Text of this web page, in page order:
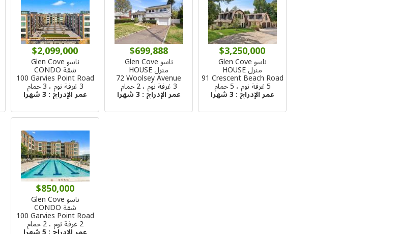
$3,250,000
ناسو Glen Cove
منزل HOUSE
91 Crescent Beach Road
5 غرفة نوم ، 5 حمام
عمر الإدراج : 3 شهرا
$699,888
ناسو Glen Cove
منزل HOUSE
72 Woolsey Avenue
3 غرفة نوم ، 2 حمام
عمر الإدراج : 3 شهرا
$2,099,000
ناسو Glen Cove
شقة CONDO
100 Garvies Point Road
3 غرفة نوم ، 3 حمام
عمر الإدراج : 3 شهرا
$850,000
ناسو Glen Cove
شقة CONDO
100 Garvies Point Road
2 غرفة نوم ، 2 حمام